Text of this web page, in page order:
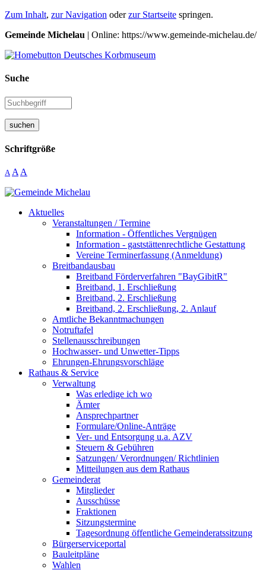
Zum Inhalt, zur Navigation oderzur Startseite springen.
Gemeinde Michelau | Online: https://www.gemeinde-michelau.de/
Suche
suchen
Schriftgröße
A A A
Aktuelles
Veranstaltungen / Termine
Information - Öffentliches Vergnügen
Information - gaststättenrechtliche Gestattung
Vereine Terminerfassung (Anmeldung)
Breitbandausbau
Breitband Förderverfahren "BayGibitR"
Breitband, 1. Erschließung
Breitband, 2. Erschließung
Breitband, 2. Erschließung, 2. Anlauf
Amtliche Bekanntmachungen
Notruftafel
Stellenausschreibungen
Hochwasser- und Unwetter-Tipps
Ehrungen-Ehrungsvorschläge
Rathaus & Service
Verwaltung
Was erledige ich wo
Ämter
Ansprechpartner
Formulare/Online-Anträge
Ver- und Entsorgung u.a. AZV
Steuern & Gebühren
Satzungen/ Verordnungen/ Richtlinien
Mitteilungen aus dem Rathaus
Gemeinderat
Mitglieder
Ausschüsse
Fraktionen
Sitzungstermine
Tagesordnung öffentliche Gemeinderatssitzung
Bürgerserviceportal
Bauleitpläne
Wahlen